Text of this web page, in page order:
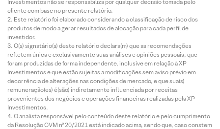
Investimentos não se responsabiliza por qualquer decisão tomada pelo
cliente com base no presente relatório.
Este relatório foi elaborado considerando a classificação de risco dos
produtos de modo a gerar resultados de alocação para cada perfil de
investidor.
O(s) signatário(s) deste relatório declara(m) que as recomendações
refletem única e exclusivamente suas análises e opiniões pessoais, que
foram produzidas de forma independente, inclusive em relação à XP
Investimentos e que estão sujeitas a modificações sem aviso prévio em
decorrência de alterações nas condições de mercado, e que sua(s)
remuneração(es) é(são) indiretamente influenciada por receitas
provenientes dos negócios e operações financeiras realizadas pela XP
Investimentos.
O analista responsável pelo conteúdo deste relatório e pelo cumprimento
da Resolução CVM nº 20/2021 está indicado acima, sendo que, caso constem